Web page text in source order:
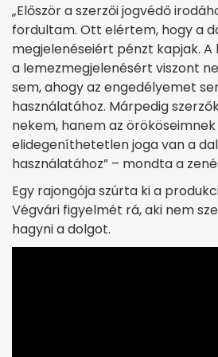
„Először a szerzői jogvédő
fordultam. Ott elértem, hogy a
megjelenéseiért pénzt kapjak.
a lemezmegjelenésért viszont
sem, ahogy az engedélyemet
használatához. Márpedig
nekem, hanem az örököseimnek
elidegeníthetetlen joga van a
használatához” – mondta a
Egy rajongója szúrta ki a
Végvári figyelmét rá, aki nem
hagyni a dolgot.